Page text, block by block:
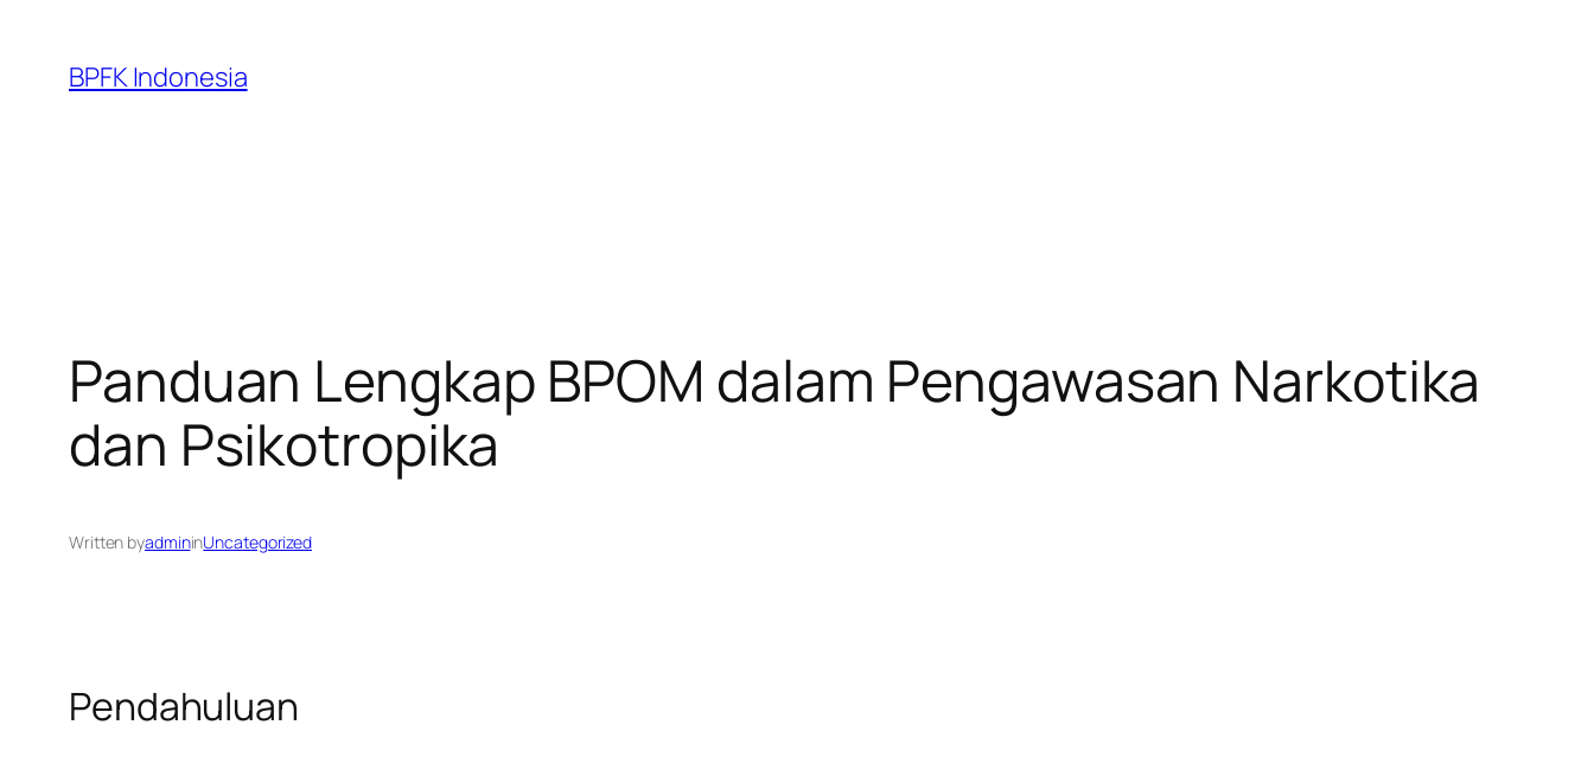
content
BPFK Indonesia
Panduan Lengkap BPOM dalam Pengawasan Narkotika
dan Psikotropika
Written byadmininUncategorized
Pendahuluan